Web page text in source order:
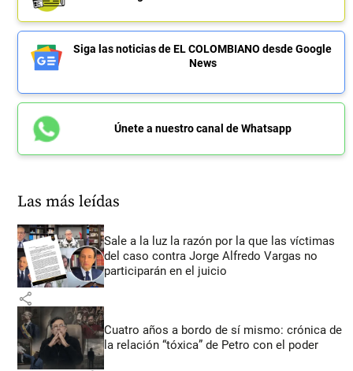
Siga las noticias de EL COLOMBIANO desde Google
News
Únete a nuestro canal de Whatsapp
Las más leídas
Sale a la luz la razón por la que las víctimas
del caso contra Jorge Alfredo Vargas no
participarán en el juicio
share
Cuatro años a bordo de sí mismo: crónica de
la relación “tóxica” de Petro con el poder